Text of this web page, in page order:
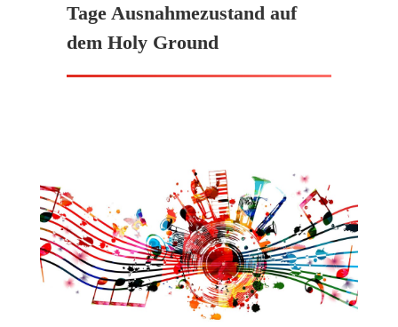
Tage Ausnahmezustand auf
dem Holy Ground